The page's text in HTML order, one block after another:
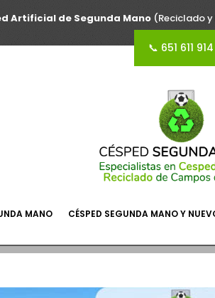
Artificial de Segunda Mano (Reciclado y
📞 651 611 914
MANO CÉSPED SEGUNDA MANO Y